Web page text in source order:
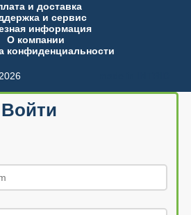
и доставка
и сервис
информация
О компании
конфиденциальности
Войти